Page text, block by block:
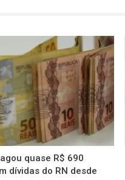
quase R$ 690
dívidas do RN desde